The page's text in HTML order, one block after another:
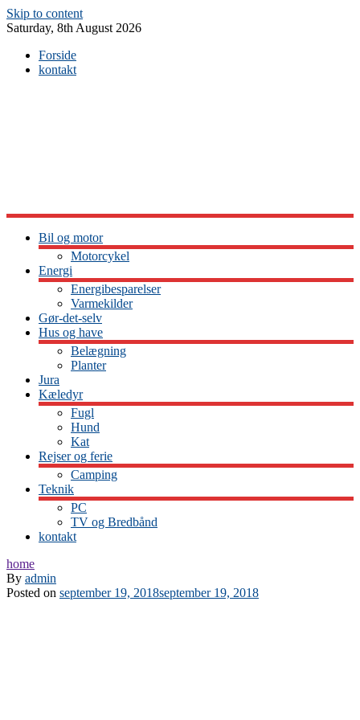
Skip to content
Saturday, 8th August 2026
Forside
kontakt
Bil og motor
Motorcykel
Energi
Energibesparelser
Varmekilder
Gør-det-selv
Hus og have
Belægning
Planter
Jura
Kæledyr
Fugl
Hund
Kat
Rejser og ferie
Camping
Teknik
PC
TV og Bredbånd
kontakt
home
By admin
Posted on september 19, 2018september 19, 2018